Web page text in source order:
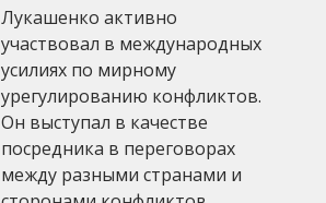
Лукашенко активно
участвовал в международных
усилиях по мирному
урегулированию конфликтов.
Он выступал в качестве
посредника в переговорах
между разными странами и